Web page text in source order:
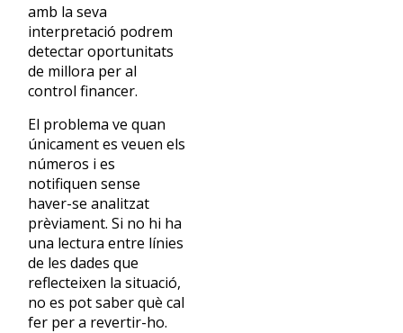
amb la seva
interpretació podrem
detectar oportunitats
de millora per al
control financer.
El problema ve quan
únicament es veuen els
números i es
notifiquen sense
haver-se analitzat
prèviament. Si no hi ha
una lectura entre línies
de les dades que
reflecteixen la situació,
no es pot saber què cal
fer per a revertir-ho.